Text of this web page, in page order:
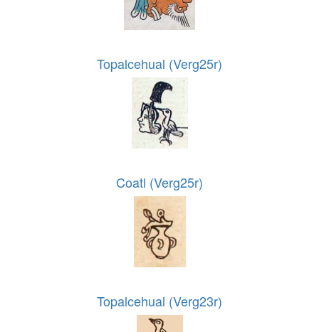
Topalcehual (Verg25r)
Coatl (Verg25r)
Topalcehual (Verg23r)